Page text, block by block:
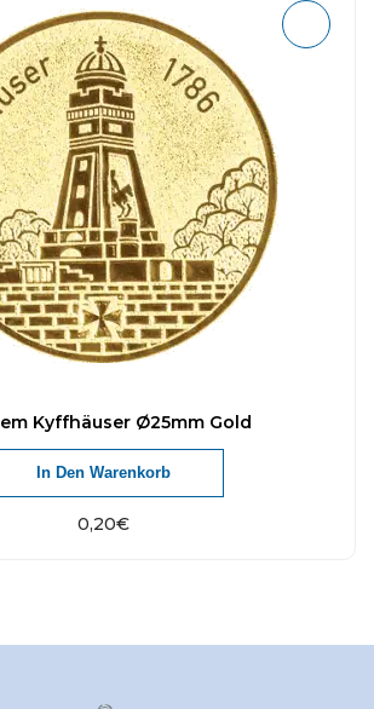
Kyffhäuser Ø25mm Gold
0,20€
In Den Warenkorb